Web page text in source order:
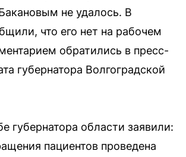
не удалось. В
что его нет на рабочем
обратились в пресс-
губернатора Волгоградской
губернатора области заявили:
пациентов проведена